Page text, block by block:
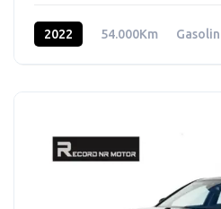
2022 54.000Km